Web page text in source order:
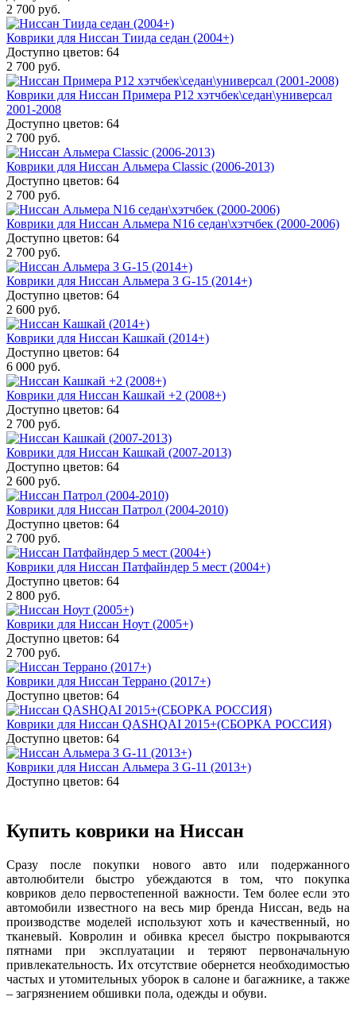
2 700 руб.
Коврики для Ниссан Тиида седан (2004+)
Доступно цветов: 64
2 700 руб.
Коврики для Ниссан Примера P12 хэтчбек\седан\универсал
2001-2008
Доступно цветов: 64
2 700 руб.
Коврики для Ниссан Альмера Classic (2006-2013)
Доступно цветов: 64
2 700 руб.
Коврики для Ниссан Альмера N16 седан\хэтчбек (2000-2006)
Доступно цветов: 64
2 700 руб.
Коврики для Ниссан Альмера 3 G-15 (2014+)
Доступно цветов: 64
2 600 руб.
Коврики для Ниссан Кашкай (2014+)
Доступно цветов: 64
6 000 руб.
Коврики для Ниссан Кашкай +2 (2008+)
Доступно цветов: 64
2 700 руб.
Коврики для Ниссан Кашкай (2007-2013)
Доступно цветов: 64
2 600 руб.
Коврики для Ниссан Патрол (2004-2010)
Доступно цветов: 64
2 700 руб.
Коврики для Ниссан Патфайндер 5 мест (2004+)
Доступно цветов: 64
2 800 руб.
Коврики для Ниссан Ноут (2005+)
Доступно цветов: 64
2 700 руб.
Коврики для Ниссан Террано (2017+)
Доступно цветов: 64
Коврики для Ниссан QASHQAI 2015+(СБОРКА РОССИЯ)
Доступно цветов: 64
Коврики для Ниссан Альмера 3 G-11 (2013+)
Доступно цветов: 64
Купить коврики на Ниссан
Сразу после покупки нового авто или подержанного
автолюбители быстро убеждаются в том, что покупка
ковриков дело первостепенной важности. Тем более если это
автомобили известного на весь мир бренда Ниссан, ведь на
производстве моделей используют хоть и качественный, но
тканевый. Ковролин и обивка кресел быстро покрываются
пятнами при эксплуатации и теряют первоначальную
привлекательность. Их отсутствие обернется необходимостью
частых и утомительных уборок в салоне и багажнике, а также
– загрязнением обшивки пола, одежды и обуви.